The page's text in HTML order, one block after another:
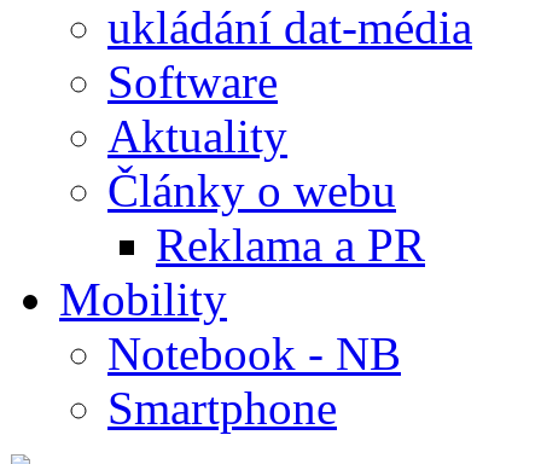
ukládání dat-média
Software
Aktuality
Články o webu
Reklama a PR
Mobility
Notebook - NB
Smartphone